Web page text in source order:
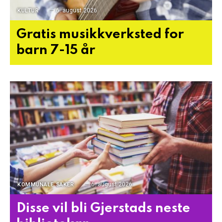
KULTUR 6. august 2026
Gratis musikkverksted for
barn 7-15 år
KOMMUNALE SAKER 6. august 2026
Disse vil bli Gjerstads neste